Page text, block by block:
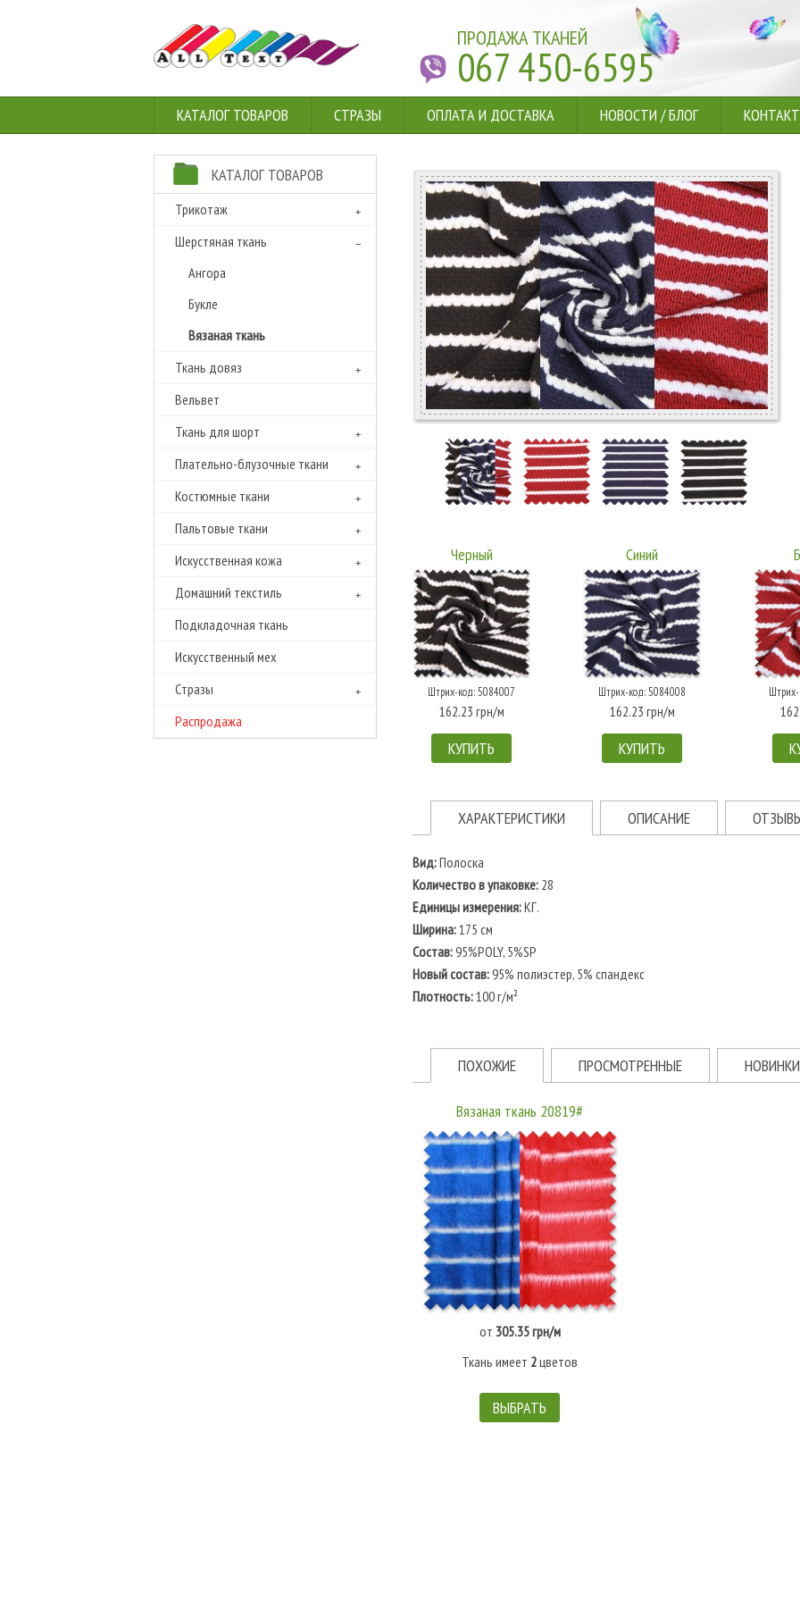
ПРОДАЖА ТКАНЕЙ
067 450-6595
КАТАЛОГ ТОВАРОВ СТРАЗЫ ОПЛАТА И ДОСТАВКА НОВОСТИ /БЛОГ
КАТАЛОГ ТОВАРОВ
Трикотаж
Шерстяная ткань
Ангора
Букле
Вязаная ткань
Ткань довяз
Вельвет
Ткань для шорт
Плательно-блузочные ткани
Костюмные ткани
Пальтовые ткани
Искусственная кожа
Домашний текстиль
Подкладочная ткань
Искусственный мех
Cтразы
Распродажа
Черный
Штрих-код: 5084007
162.23 грн/м
КУПИТЬ
Синий
Штрих-код: 5084008
162.23 грн/м
КУПИТЬ
ХАРАКТЕРИСТИКИ ОПИСАНИЕ
Вид:Полоска
Количество в упаковке: 28
Единицы измерения:КГ.
Ширина:175 см
Состав:95%POLY, 5%SP
Новый состав:95% полиэстер, 5% спандекс
Плотность:100 г/м²
ПОХОЖИЕ ПРОСМОТРЕННЫЕ НОВИНКИ
Вязаная ткань 20819#
от 305.35 грн/м
Ткань имеет 2цветов
ВЫБРАТЬ